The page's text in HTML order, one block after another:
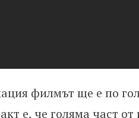
филмът ще е по
е, че голяма част